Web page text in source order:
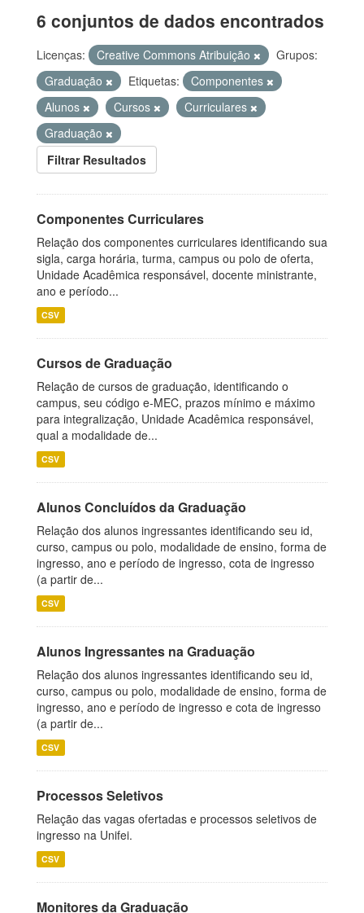
6 conjuntos de dados encontrados
Licenças: Creative Commons Atribuição
Grupos:
Graduação
Etiquetas:
Componentes
Alunos
Cursos
Curriculares
Graduação
Filtrar Resultados
Componentes Curriculares
Relação dos componentes curriculares identificando sua
sigla, carga horária, turma, campus ou polo de oferta,
Unidade Acadêmica responsável, docente ministrante,
ano e período...
CSV
Cursos de Graduação
Relação de cursos de graduação, identificando o
campus, seu código e-MEC, prazos mínimo e máximo
para integralização, Unidade Acadêmica responsável,
qual a modalidade de...
CSV
Alunos Concluídos da Graduação
Relação dos alunos ingressantes identificando seu id,
curso, campus ou polo, modalidade de ensino, forma de
ingresso, ano e período de ingresso, cota de ingresso
(a partir de...
CSV
Alunos Ingressantes na Graduação
Relação dos alunos ingressantes identificando seu id,
curso, campus ou polo, modalidade de ensino, forma de
ingresso, ano e período de ingresso e cota de ingresso
(a partir de...
CSV
Processos Seletivos
Relação das vagas ofertadas e processos seletivos de
ingresso na Unifei.
CSV
Monitores da Graduação